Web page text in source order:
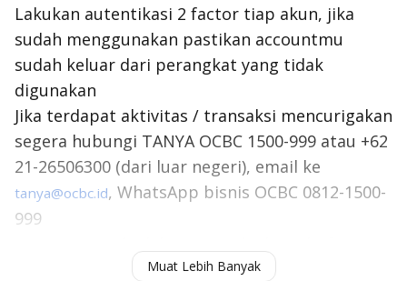
Lakukan autentikasi 2 factor tiap akun, jika
sudah menggunakan pastikan accountmu
sudah keluar dari perangkat yang tidak
digunakan
Jika terdapat aktivitas / transaksi mencurigakan
segera hubungi TANYA OCBC 1500-999 atau +62
21-26506300 (dari luar negeri), email ke
tanya@ocbc.id, WhatsApp bisnis OCBC 0812-1500-
999
online, Quishing Ada di depan mata!
Muat Lebih Banyak